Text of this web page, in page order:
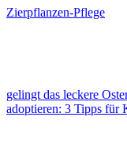
Zierpflanzen-Pflege
gelingt das leckere
adoptieren: 3 Tipps für